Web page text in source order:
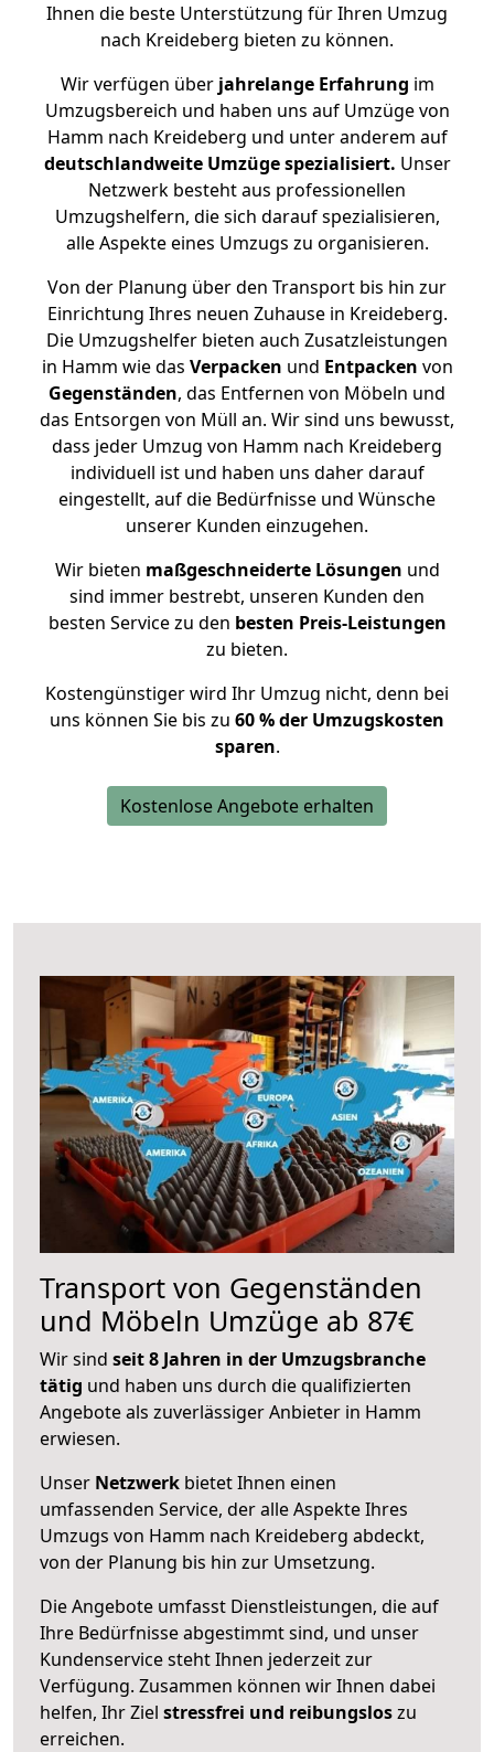
Ihnen die beste Unterstützung für Ihren Umzug
nach Kreideberg bieten zu können.
Wir verfügen überjahrelange Erfahrung im
Umzugsbereich und haben uns auf Umzüge von
Hamm nach Kreideberg und unter anderem auf
deutschlandweite Umzüge spezialisiert. Unser
Netzwerk besteht aus professionellen
Umzugshelfern, die sich darauf spezialisieren,
alle Aspekte eines Umzugs zu organisieren.
Von der Planung über den Transport bis hin zur
Einrichtung Ihres neuen Zuhause in Kreideberg.
Die Umzugshelfer bieten auch Zusatzleistungen
in Hamm wie das Verpacken und Entpacken von
Gegenständen, das Entfernen von Möbeln und
das Entsorgen von Müll an. Wir sind uns bewusst,
dass jeder Umzug von Hamm nach Kreideberg
individuell ist und haben uns daher darauf
eingestellt, auf die Bedürfnisse und Wünsche
unserer Kunden einzugehen.
Wir bieten maßgeschneiderte Lösungen und
sind immer bestrebt, unseren Kunden den
besten Service zu den besten Preis-Leistungen
zu bieten.
Kostengünstiger wird Ihr Umzug nicht, denn bei
uns können Sie bis zu 60 % der Umzugskosten
sparen.
Kostenlose Angebote erhalten
Transport von Gegenständen
und Möbeln Umzüge ab 87€
Wir sind seit 8 Jahren in der Umzugsbranche
tätig und haben uns durch die qualifizierten
Angebote als zuverlässiger Anbieter in Hamm
erwiesen.
Unser Netzwerk bietet Ihnen einen
umfassenden Service, der alle Aspekte Ihres
Umzugs von Hamm nach Kreideberg abdeckt,
von der Planung bis hin zur Umsetzung.
Die Angebote umfasst Dienstleistungen, die auf
Ihre Bedürfnisse abgestimmt sind, und unser
Kundenservice steht Ihnen jederzeit zur
Verfügung. Zusammen können wir Ihnen dabei
helfen, Ihr Ziel stressfrei und reibungsloszu
erreichen.